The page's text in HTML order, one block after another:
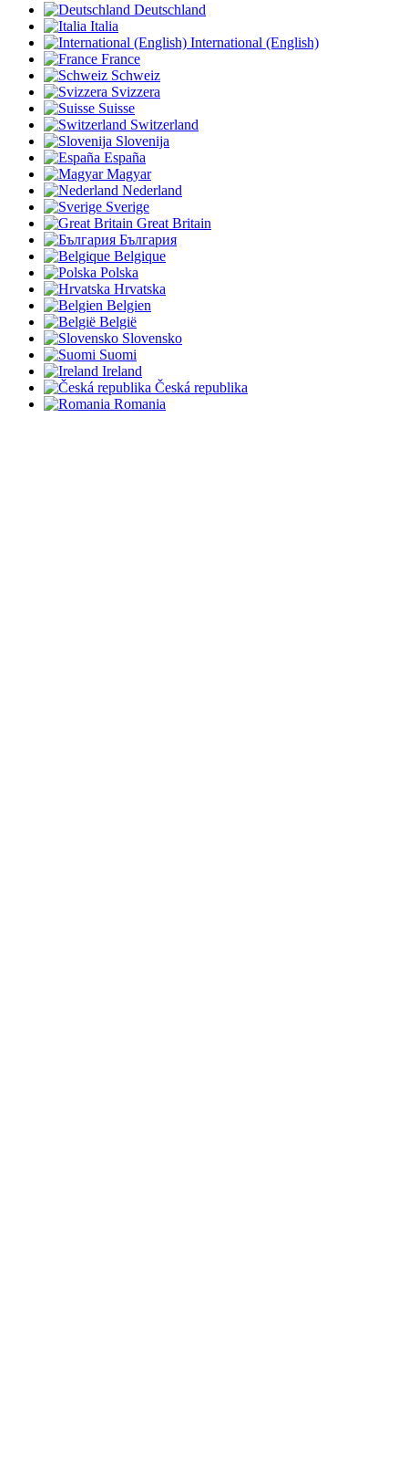
Deutschland
Italia
International (English)
France
Schweiz
Svizzera
Suisse
Switzerland
Slovenija
España
Magyar
Nederland
Sverige
Great Britain
България
Belgique
Polska
Hrvatska
Belgien
België
Slovensko
Suomi
Ireland
Česká republika
Romania